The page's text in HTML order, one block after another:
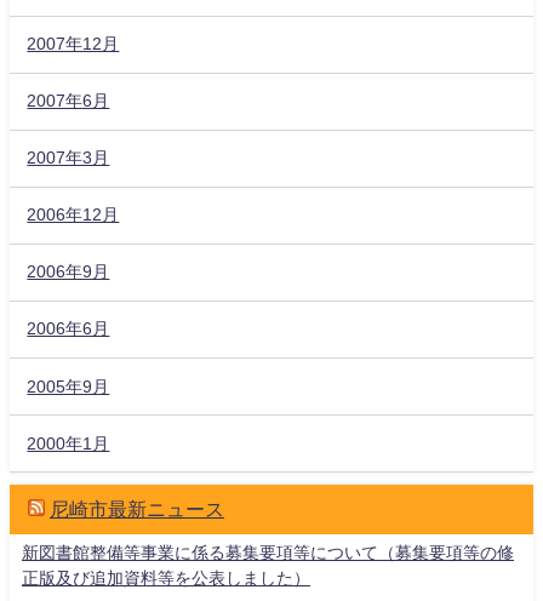
2007年12月
2007年6月
2007年3月
2006年12月
2006年9月
2006年6月
2005年9月
2000年1月
尼崎市最新ニュース
新図書館整備等事業に係る募集要項等について（募集要項等の修
正版及び追加資料等を公表しました）